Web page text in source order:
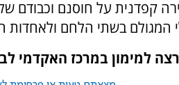
קפדנית על חוסנם וכבודם
המגולם בשתי הלחם ולאחדות